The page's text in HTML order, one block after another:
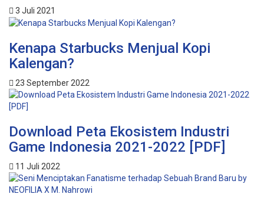
3 Juli 2021
Kenapa Starbucks Menjual Kopi
Kalengan?
23 September 2022
Download Peta Ekosistem Industri
Game Indonesia 2021-2022 [PDF]
11 Juli 2022